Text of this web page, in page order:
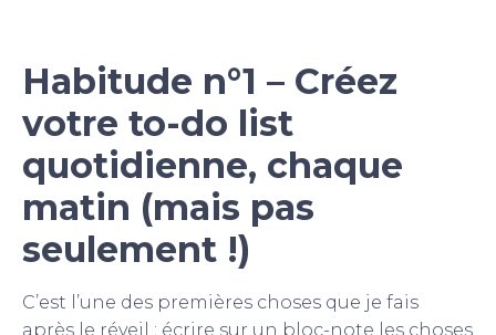
Habitude n°1 – Créez
votre to-do list
quotidienne, chaque
matin (mais pas
seulement !)
C’est l’une des premières choses que je fais
après le réveil : écrire sur un bloc-note les choses